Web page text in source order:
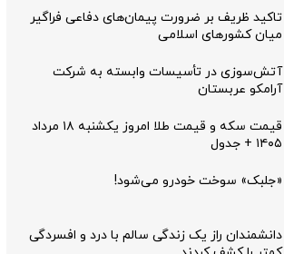
تاکید ظریف بر ضرورت پیمان‌های دفاعی فراگیر
میان کشورهای اسلامی
آتش‌سوزی در تأسیسات وابسته به شرکت
آرامکو عربستان
قیمت سکه و قیمت طلا امروز یکشنبه ۱۸ مرداد
۱۴۰۵ + جدول
«جلبک» سوخت خودرو می‌شود!
دانشمندان راز یک زندگی سالم با درد و افسردگی